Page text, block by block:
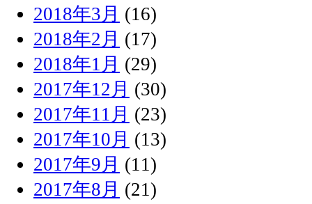
2018年3月 (16)
2018年2月 (17)
2018年1月 (29)
2017年12月 (30)
2017年11月 (23)
2017年10月 (13)
2017年9月 (11)
2017年8月 (21)